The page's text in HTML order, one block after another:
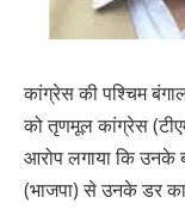
कांग्रेस की पश्चिम
को तृणमूल कांग्रेस
आरोप लगाया कि उनके
(भाजपा) से उनके डर